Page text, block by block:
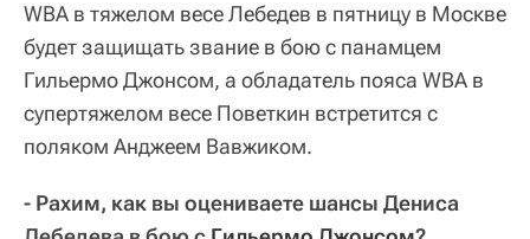
WBA в тяжелом весе Лебедев в пятницу в Москве
будет защищать звание в бою с панамцем
Гильермо Джонсом, а обладатель пояса WBA в
супертяжелом весе Поветкин встретится с
поляком Анджеем Вавжиком.
- Рахим, как вы оцениваете шансы Дениса